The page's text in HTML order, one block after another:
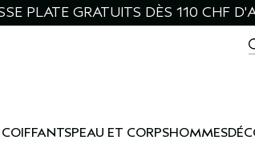
PLATE GRATUITS DÈS 110 CHF
PEAU ET CORPSHOMMES